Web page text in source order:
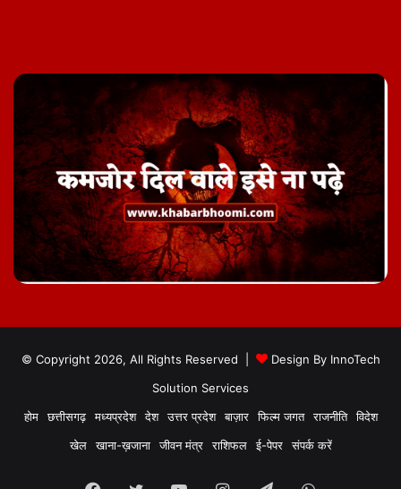
© Copyright 2026, All Rights Reserved | Design By InnoTech
Solution Services
होम
छत्तीसगढ़ मध्यप्रदेश देश उत्तर प्रदेश बाज़ार फिल्म जगत राजनीति
विदेश
खेल
खाना-ख़जाना जीवन मंत्र राशिफल ई-पेपर संपर्क करें